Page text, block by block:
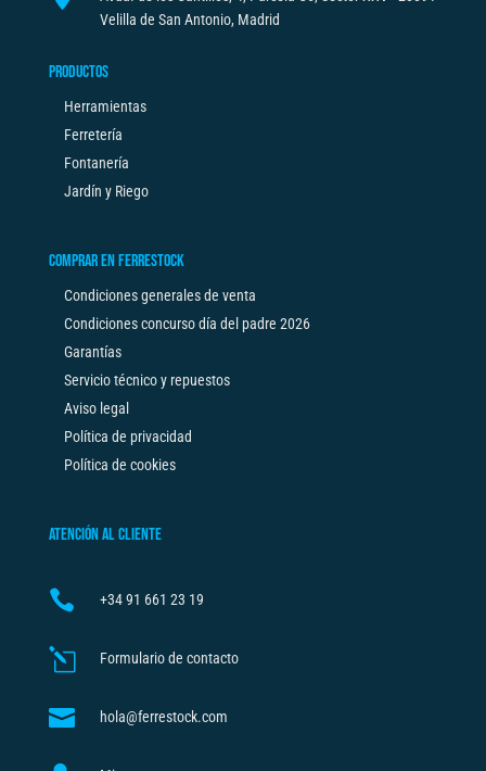
Velilla de San Antonio, Madrid
PRODUCTOS
Herramientas
Ferretería
Fontanería
Jardín y Riego
COMPRAR EN FERRESTOCK
Condiciones generales de venta
Condiciones concurso día del padre 2026
Garantías
Servicio técnico y repuestos
Aviso legal
Política de privacidad
Política de cookies
ATENCIÓN AL CLIENTE
 +3491 661 23 19
l Formulario de contacto
 hola@ferrestock.com